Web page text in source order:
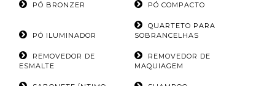
PÓ BRONZER PÓ COMPACTO
PÓ ILUMINADOR
QUARTETO PARA
SOBRANCELHAS
REMOVEDOR DE
ESMALTE
REMOVEDOR DE
MAQUIAGEM